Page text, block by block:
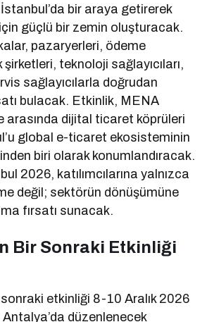
bir araya getirerek
güçlü bir zemin oluşturacak.
pazaryerleri, ödeme
teknoloji sağlayıcıları,
sağlayıcılarla doğrudan
bulacak. Etkinlik, MENA
arasında dijital ticaret köprüleri
global e-ticaret ekosisteminin
biri olarak konumlandıracak.
2026, katılımcılarına yalnızca
değil; sektörün dönüşümüne
fırsatı sunacak.
Bir Sonraki Etkinliği
etkinliği 8-10 Aralık 2026
düzenlenecek